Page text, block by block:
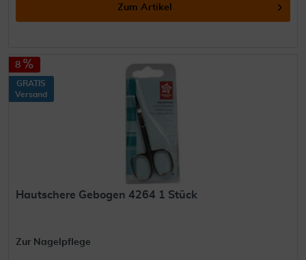
Zum Artikel
8
GRATIS
Versand
Hautschere Gebogen 4264 1 Stück
Zur Nagelpflege